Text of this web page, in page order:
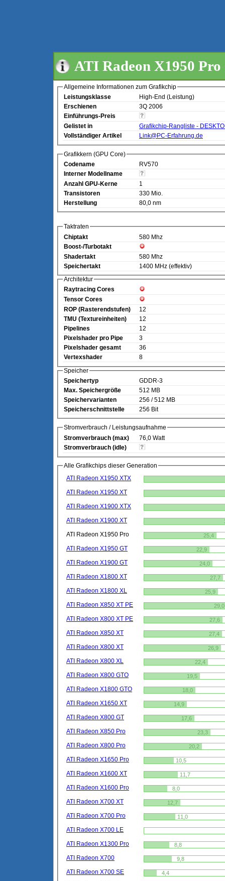
ATI Radeon X1950 Pro
Allgemeine Informationen zum Grafikchip
Leistungsklasse
High-End (Leistung)
Erschienen
3Q 2006
Einführungs-Preis
Gelistet in
Grafikchip-Rangliste -
Vollständiger Artikel
Link@PC-Erfahrung.de
Grafikkern (GPU Core)
Codename
RV570
Interner Modellname
Anzahl GPU-Kerne
1
Transistoren
330 Mio.
Herstellung
80,0 nm
Taktraten
Chiptakt
580 Mhz
Boost-/Turbotakt
Shadertakt
580 Mhz
Speichertakt
1400 MHz (effektiv)
Architektur
Raytracing Cores
Tensor Cores
ROP (Rasterendstufen)
12
TMU (Textureinheiten)
12
Pipelines
12
Pixelshader pro Pipe
3
Pixelshader gesamt
36
Vertexshader
8
Speicher
Speichertyp
GDDR-3
Max. Speichergröße
512 MB
Speichervarianten
256 / 512 MB
Speicherschnittstelle
256 Bit
Stromverbrauch / Leistungsaufnahme
Stromverbrauch (max)
76,0 Watt
Stromverbrauch (idle)
Alle Grafikchips dieser Generation
ATI Radeon X1950 XTX
ATI Radeon X1950 XT
ATI Radeon X1900 XTX
ATI Radeon X1900 XT
ATI Radeon X1950 Pro 25,4
ATI Radeon X1950 GT 22,9
ATI Radeon X1900 GT 24,0
ATI Radeon X1800 XT 27,7
ATI Radeon X1800 XL 25,9
ATI Radeon X850 XT PE 29,0
ATI Radeon X800 XT PE 27,6
ATI Radeon X850 XT 27,4
ATI Radeon X800 XT 26,9
ATI Radeon X800 XL 22,4
ATI Radeon X800 GTO 19,5
ATI Radeon X1800 GTO 18,0
ATI Radeon X1650 XT 14,9
ATI Radeon X800 GT 17,6
ATI Radeon X850 Pro 23,3
ATI Radeon X800 Pro 20,2
ATI Radeon X1650 Pro 10,5
ATI Radeon X1600 XT 11,7
ATI Radeon X1600 Pro 8,0
ATI Radeon X700 XT 12,7
ATI Radeon X700 Pro 11,0
ATI Radeon X700 LE
ATI Radeon X1300 Pro
8,8
ATI Radeon X700 9,8
ATI Radeon X700 SE 4,4